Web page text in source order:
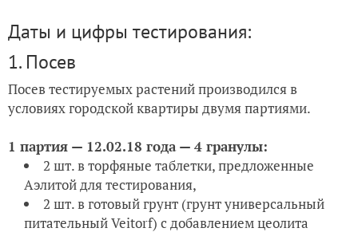
Даты и цифры тестирования:
1. Посев
Посев тестируемых растений производился в
условиях городской квартиры двумя партиями.
1 партия — 12.02.18 года — 4 гранулы:
2 шт. в торфяные таблетки, предложенные
Аэлитой для тестирования,
2 шт. в готовый грунт (грунт универсальный
питательный Veitorf) c добавлением цеолита